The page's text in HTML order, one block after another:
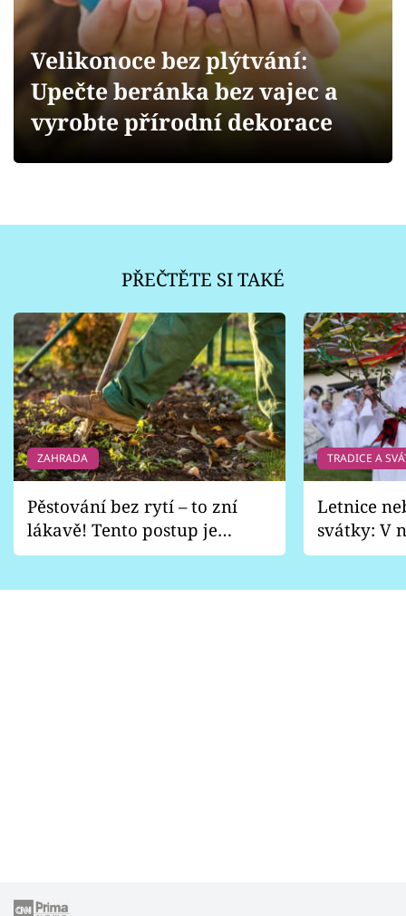
Přihlášení
Sledujte nás
Velikonoce bez plýtvání:
Upečte beránka bez vajec a
vyrobte přírodní dekorace
PŘEČTĚTE SI TAKÉ
ZAHRADA
Pěstování bez rytí – to zní
lákavě! Tento postup je
vhodný jen pro některé
TRADICE A
Letnice
svátky: V
pondělí